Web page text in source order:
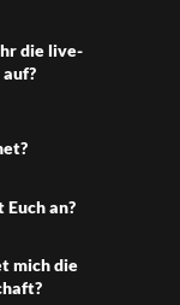
die live-
an?
mich die